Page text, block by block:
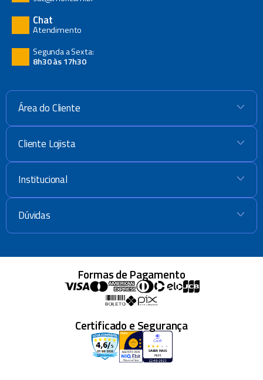
Chat
Atendimento
Segunda a Sexta:
8h30 às 17h30
Área do Cliente +
Cliente Lojista +
Institucional +
Dúvidas +
Formas de Pagamento
Certificado e Segurança